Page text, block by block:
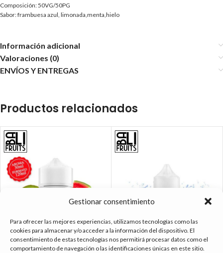
Gestionar consentimiento
Para ofrecer las mejores experiencias, utilizamos tecnologías como las
cookies para almacenar y/o acceder a la información del dispositivo. El
consentimiento de estas tecnologías nos permitirá procesar datos como el
comportamiento de navegación o las identificaciones únicas en este sitio.
Composición: 50VG/50PG
Sabor: frambuesa azul, limonada,menta,hielo
Información adicional
Valoraciones (0)
ENVÍOS Y ENTREGAS
Productos relacionados